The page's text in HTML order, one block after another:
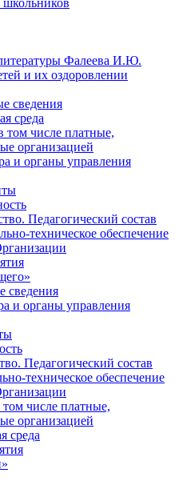
школьников
Фалеева И.Ю.
и их оздоровлении
сведения
среда
числе платные,
организацией
и органы управления
Педагогический состав
техническое обеспечение
и органы управления
Педагогический состав
техническое обеспечение
числе платные,
организацией
среда